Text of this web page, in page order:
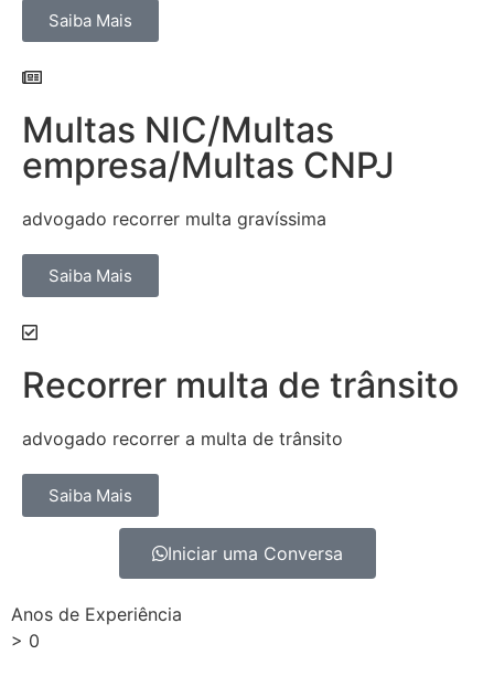
Saiba Mais
Multas NIC/Multas
empresa/Multas CNPJ
advogado recorrer multa gravíssima
Saiba Mais
Recorrer multa de trânsito
advogado recorrer a multa de trânsito
Saiba Mais
Iniciar uma Conversa
Anos de Experiência
> 0